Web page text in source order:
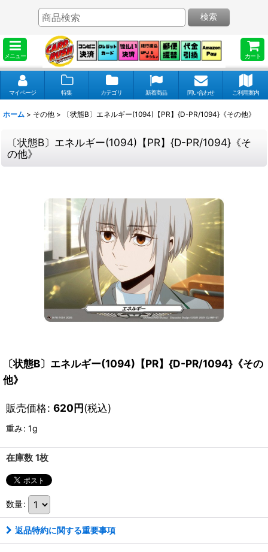
メニュー カート
検索
マイページ 特集 カテゴリ 新着商品 問い合わせ ご利用案内
ホーム > その他 > 〔状態B〕エネルギー(1094)【PR】{D-PR/1094}《その他》
〔状態B〕エネルギー(1094)【PR】{D-PR/1094}《そ
の他》
〔状態B〕エネルギー(1094)【PR】{D-PR/1094}《その
他》
販売価格: 620円(税込)
重み: 1g
在庫数 1枚
数量:
返品特約に関する重要事項